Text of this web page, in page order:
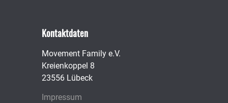
Kontaktdaten
Movement Family e.V.
Kreienkoppel 8
23556 Lübeck
Impressum